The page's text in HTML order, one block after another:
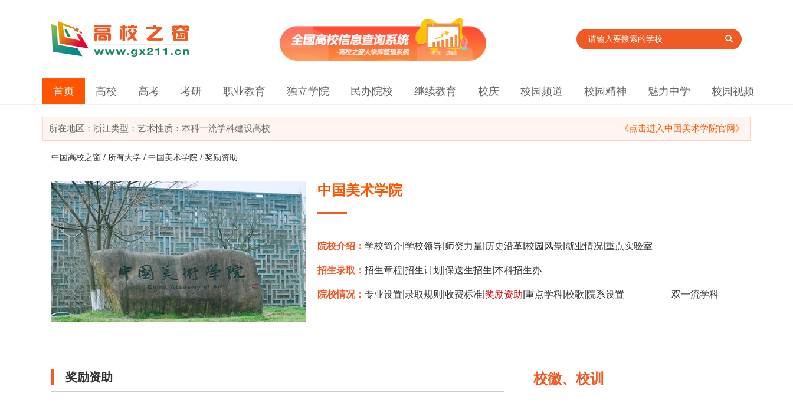
首页 高校 高考 考研 职业教育 独立学院 民办院校 继续教育 校庆 校园频道 校园精神 魅力中学 校园视频
所在地区： 浙江类型： 艺术性质：本科一流学科建设高校 《点击进入中国美术学院官网》
中国高校之窗 / 所有大学 / 中国美术学院 / 奖励资助
中国美术学院
院校介绍：学校简介 |学校领导 师资力量 历史沿革 |校园风景 就业情况 |重点实验室
招生录取：招生章程 |招生计划 |保送生招生 |本科招生办
院校情况：专业设置 |录取规则 |收费标准 |奖励资助 |重点学科 |校歌 院系设置 双一流学科
奖励资助 校徽、校训